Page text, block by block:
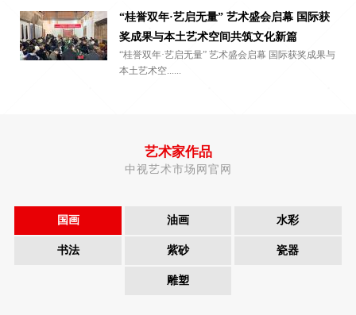
“桂誉双年·艺启无量” 艺术盛会启幕 国际获
奖成果与本土艺术空间共筑文化新篇
“桂誉双年·艺启无量” 艺术盛会启幕 国际获奖成果与
本土艺术空......
艺术家作品
中视艺术市场网官网
国画 油画 水彩
书法 紫砂 瓷器
雕塑